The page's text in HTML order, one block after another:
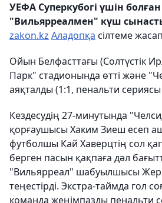
УЕФА Суперкубогі үшін
"Вильярреалмен" күш
zakon.kz Аладопқа сілтеме
Ойын Белфасттағы (Солтүстік
Парк" стадионында өтті және
аяқталды (1:1, пенальти сериясы
Кездесудің 27-минутында
қорғаушысы Хаким Зиеш есеп
футболшы Кай Хаверцтің сол
берген пасын қақпаға дәл
"Вильярреал" шабуылшысы
теңестірді. Экстра-таймда гол
команда жеңімпазды пенальти